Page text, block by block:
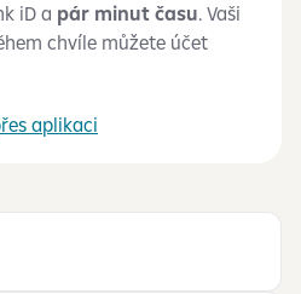
iD a pár minut času. Vaši
chvíle můžete účet
aplikaci